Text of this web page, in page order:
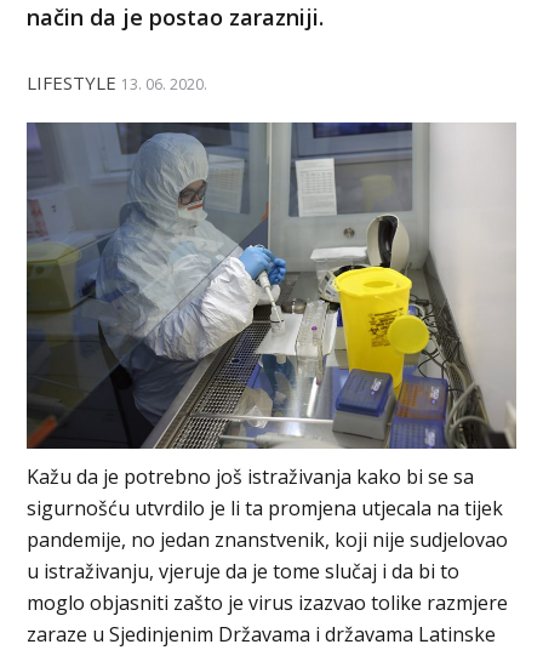
način da je postao zarazniji.
LIFESTYLE 13. 06. 2020.
Kažu da je potrebno još istraživanja kako bi se sa
sigurnošću utvrdilo je li ta promjena utjecala na tijek
pandemije, no jedan znanstvenik, koji nije sudjelovao
u istraživanju, vjeruje da je tome slučaj i da bi to
moglo objasniti zašto je virus izazvao tolike razmjere
zaraze u Sjedinjenim Državama i državama Latinske